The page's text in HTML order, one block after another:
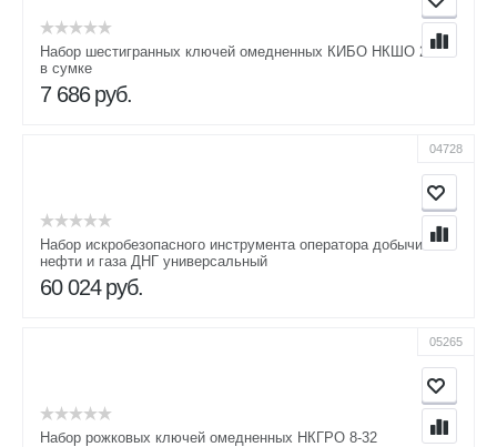
Набор шестигранных ключей омедненных КИБО НКШО 2-14
в сумке
7 686 руб.
04728
Набор искробезопасного инструмента оператора добычи
нефти и газа ДНГ универсальный
60 024 руб.
05265
Набор рожковых ключей омедненных НКГРО 8-32